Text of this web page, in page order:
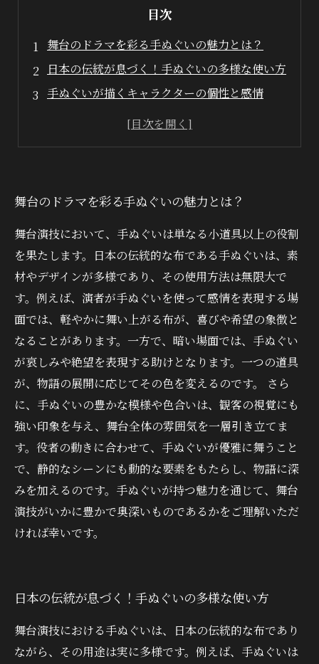
目次
舞台のドラマを彩る手ぬぐいの魅力とは？
日本の伝統が息づく！手ぬぐいの多様な使い方
手ぬぐいが描くキャラクターの個性と感情
色とりどりの模様が舞台を華やかにする
舞台のドラマを彩る手ぬぐいの魅力とは？
舞台演技において、手ぬぐいは単なる小道具以上の役割
を果たします。日本の伝統的な布である手ぬぐいは、素
材やデザインが多様であり、その使用方法は無限大で
す。例えば、演者が手ぬぐいを使って感情を表現する場
面では、軽やかに舞い上がる布が、喜びや希望の象徴と
なることがあります。一方で、暗い場面では、手ぬぐい
が哀しみや絶望を表現する助けとなります。一つの道具
が、物語の展開に応じてその色を変えるのです。 さら
に、手ぬぐいの豊かな模様や色合いは、観客の視覚にも
強い印象を与え、舞台全体の雰囲気を一層引き立てま
す。役者の動きに合わせて、手ぬぐいが優雅に舞うこと
で、静的なシーンにも動的な要素をもたらし、物語に深
みを加えるのです。手ぬぐいが持つ魅力を通じて、舞台
演技がいかに豊かで奥深いものであるかをご理解いただ
ければ幸いです。
日本の伝統が息づく！手ぬぐいの多様な使い方
舞台演技における手ぬぐいは、日本の伝統的な布であり
ながら、その用途は実に多様です。例えば、手ぬぐいは